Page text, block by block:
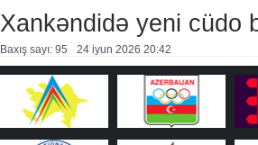
Xankəndidə yeni cüdo
Baxış sayı: 95 24 i̇yun 2026 20:42